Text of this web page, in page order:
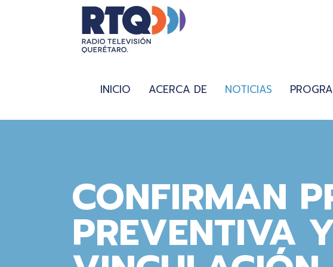
INICIO ACERCA DE NOTICIAS
CONFIRMAN
PREVENTIVA